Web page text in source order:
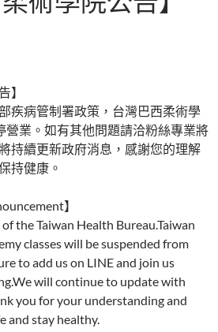
】
疾病管制署政策，台灣巴西柔術學
業。如有其他問題請洽粉絲專業將
持續更新政府消息，感謝您的理解
持健康。
】
the Taiwan Health Bureau.Taiwan
classes will be suspended from
to add us on LINE and join us
will continue to update with
you for your understanding and
and stay healthy.